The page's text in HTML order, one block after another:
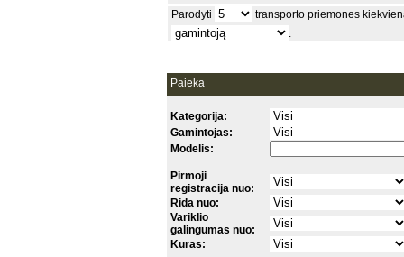
Parodyti
transporto priemones
.
Paieka
Kategorija:
Gamintojas:
Modelis:
Pirmoji
registracija nuo:
Rida nuo:
Variklio
galingumas nuo:
Kuras: